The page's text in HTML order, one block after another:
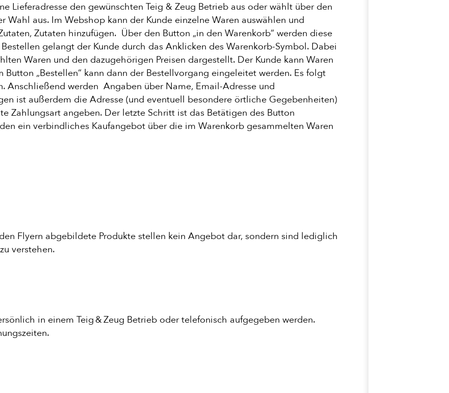
ENTDECKE UNSER ZEUG
Lieferadresse den gewünschten Teig & Zeug Betrieb aus oder wählt über den
Wahl aus. Im Webshop kann der Kunde einzelne Waren auswählen und
Zutaten hinzufügen. Über den Button „in den Warenkorb“ werden diese
gelangt der Kunde durch das Anklicken des Warenkorb-Symbol. Dabei
Waren und den dazugehörigen Preisen dargestellt. Der Kunde kann Waren
„Bestellen“ kann dann der Bestellvorgang eingeleitet werden. Es folgt
Anschließend werden Angaben über Name, Email-Adresse und
ist außerdem die Adresse (und eventuell besondere örtliche Gegebenheiten)
Zahlungsart angeben. Der letzte Schritt ist das Betätigen des Button
ein verbindliches Kaufangebot über die im Warenkorb gesammelten Waren
Flyern abgebildete Produkte stellen kein Angebot dar, sondern sind lediglich
verstehen.
in einem Teig & Zeug Betrieb oder telefonisch aufgegeben werden.